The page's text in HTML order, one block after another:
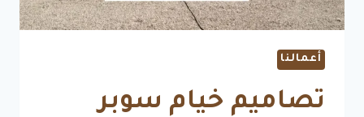
أعمالنا
تصاميم خيام سوبر